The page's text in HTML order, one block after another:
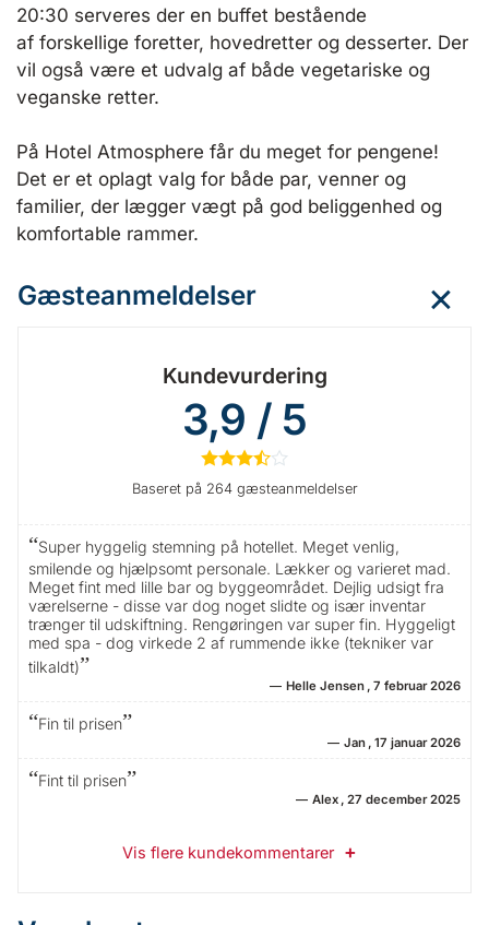
20:30 serveres der en buffet bestående
af forskellige foretter, hovedretter og desserter. Der
vil også være et udvalg af både vegetariske og
veganske retter.
På Hotel Atmosphere får du meget for pengene!
Det er et oplagt valg for både par, venner og
familier, der lægger vægt på god beliggenhed og
komfortable rammer.
Gæsteanmeldelser
Kundevurdering
3,9 / 5
★★★½
Baseret på 264 gæsteanmeldelser
Super hyggelig stemning på hotellet. Meget venlig,
smilende og hjælpsomt personale. Lækker og varieret mad.
Meget fint med lille bar og byggeområdet. Dejlig udsigt fra
værelserne - disse var dog noget slidte og især inventar
trænger til udskiftning. Rengøringen var super fin. Hyggeligt
med spa - dog virkede 2 af rummende ikke (tekniker var
tilkaldt)
Helle Jensen 7 februar 2026
Fin til prisen
Jan 17 januar 2026
Fint til prisen
Alex 27 december 2025
Vis flere kundekommentarer